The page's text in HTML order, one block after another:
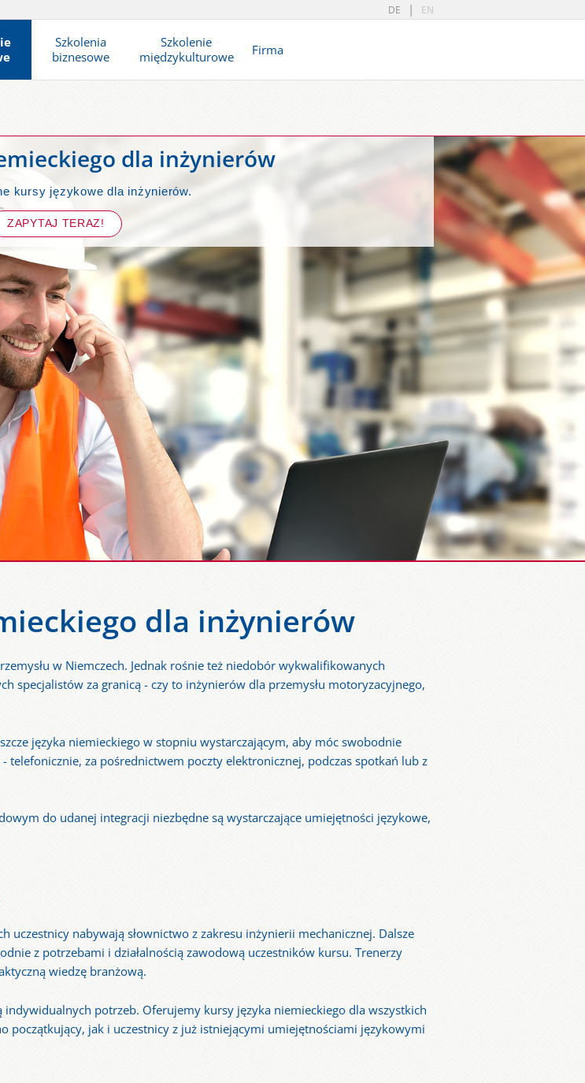
DE EN
Szkolenia
biznesowe
Szkolenie
międzykulturowe
Firma
dla inżynierów
kursy językowe dla inżynierów.
ZAPYTAJ TERAZ!
dla inżynierów
w Niemczech. Jednak rośnie też niedobór wykwalifikowanych
specjalistów za granicą - czy to inżynierów dla przemysłu motoryzacyjnego,
języka niemieckiego w stopniu wystarczającym, aby móc swobodnie
za pośrednictwem poczty elektronicznej, podczas spotkań lub z
do udanej integracji niezbędne są wystarczające umiejętności językowe,
nabywają słownictwo z zakresu inżynierii mechanicznej. Dalsze
z potrzebami i działalnością zawodową uczestników kursu. Trenerzy
wiedzę branżową.
indywidualnych potrzeb. Oferujemy kursy języka niemieckiego dla wszystkich
początkujący, jak i uczestnicy z już istniejącymi umiejętnościami językowymi